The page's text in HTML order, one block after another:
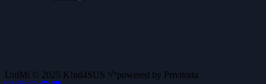
UniMi © 2025 K!nd4SUS powered by Privitorta